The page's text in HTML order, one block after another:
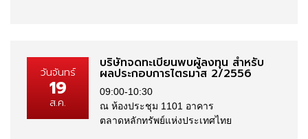
วันจันทร์
19
ส.ค.
บริษัทจดทะเบียนพบผู้ลงทุน สำหรับ
ผลประกอบการไตรมาส 2/2556
09:00-10:30
ณ ห้องประชุม 1101 อาคาร
ตลาดหลักทรัพย์แห่งประเทศไทย